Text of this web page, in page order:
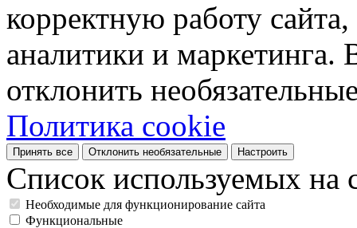
корректную работу
аналитики и
отклонить
Политика cookie
Принять все Отклонить необязательные Настроить
Список используемых на
Необходимые для функционирование сайта
Функциональные